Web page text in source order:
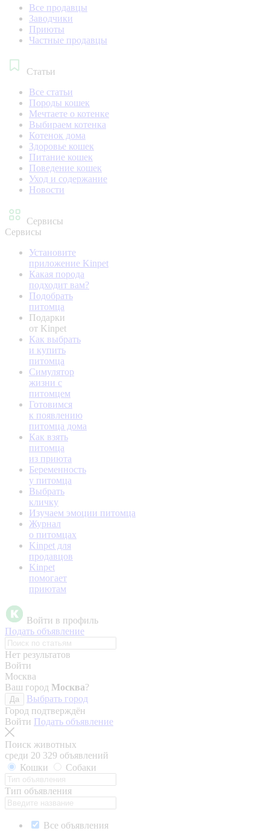
Все продавцы
Заводчики
Приюты
Частные продавцы
Статьи
Все статьи
Породы кошек
Мечтаете о котенке
Выбираем котенка
Котенок дома
Здоровье кошек
Питание кошек
Поведение кошек
Уход и содержание
Новости
Сервисы
Сервисы
Установите
приложение Kinpet
Какая порода
подходит вам?
Подобрать
питомца
Подарки
от Kinpet
Как выбрать
и купить
питомца
Симулятор
жизни с
питомцем
Готовимся
к появлению
питомца дома
Как взять
питомца
из приюта
Беременность
у питомца
Выбрать
кличку
Изучаем эмоции питомца
Журнал
о питомцах
Kinpet для
продавцов
Kinpet
помогает
приютам
Войти в профиль
Подать объявление
Нет результатов
Войти
Москва
Ваш город Москва?
Да
Выбрать город
Город подтверждён
Войти Подать объявление
Поиск животных
среди 20 329 объявлений
Кошки
Собаки
Тип объявления
Все объявления